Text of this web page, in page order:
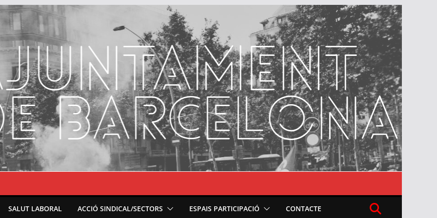
SALUT LABORAL ACCIÓ SINDICAL/SECTORS ESPAIS PARTICIPACIÓ CONTACTE